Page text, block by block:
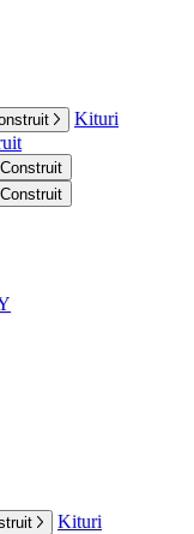
Kituri
Kituri